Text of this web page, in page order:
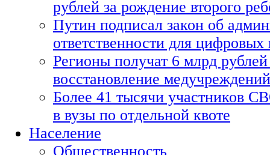
рублей за рождение второго
Путин подписал закон об
ответственности для
Регионы получат 6 млрд рублей
восстановление медучреждений
Более 41 тысячи участников
в вузы по отдельной квоте
Население
Общественность